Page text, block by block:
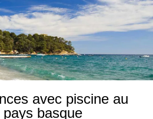
avec piscine au
basque